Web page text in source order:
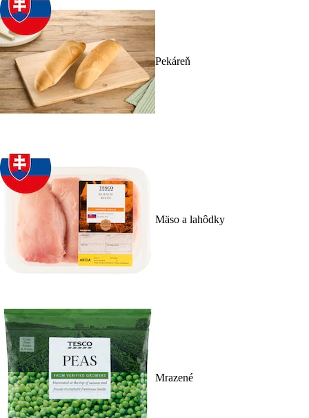
Pekáreň
Mäso a lahôdky
Mrazené